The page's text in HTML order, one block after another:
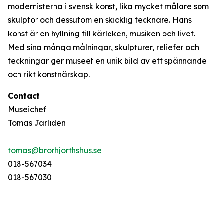
modernisterna i svensk konst, lika mycket målare som
skulptör och dessutom en skicklig tecknare. Hans
konst är en hyllning till kärleken, musiken och livet.
Med sina många målningar, skulpturer, reliefer och
teckningar ger museet en unik bild av ett spännande
och rikt konstnärskap.
Contact
Museichef
Tomas Järliden
tomas@brorhjorthshus.se
018-567034
018-567030